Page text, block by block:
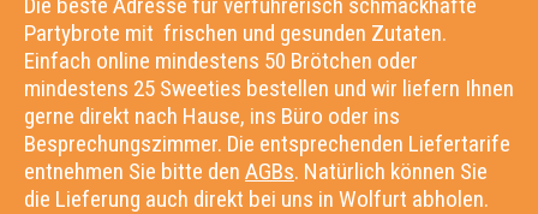
Partybrote mit frischen und gesunden Zutaten.
Einfach online mindestens 50 Brötchen oder
mindestens 25 Sweeties bestellen und wir liefern Ihnen
gerne direkt nach Hause, ins Büro oder ins
Besprechungszimmer. Die entsprechenden Liefertarife
entnehmen Sie bitte den AGBs. Natürlich können Sie
die Lieferung auch direkt bei uns in Wolfurt abholen.